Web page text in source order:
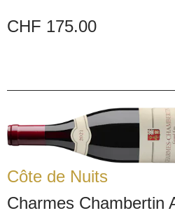
CHF 175.00
Côte de Nuits
Charmes Chambertin